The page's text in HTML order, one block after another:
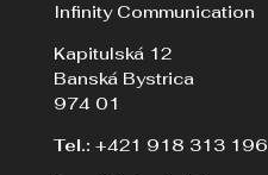
Infinity Communication
Kapitulská 12
Banská Bystrica
974 01
Tel.: +421 918 313 196